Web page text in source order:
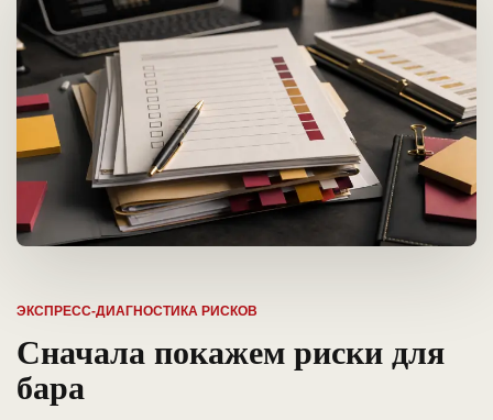
ЭКСПРЕСС-ДИАГНОСТИКА РИСКОВ
Сначала покажем риски для
бара